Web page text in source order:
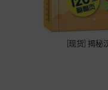
[现货] 揭秘